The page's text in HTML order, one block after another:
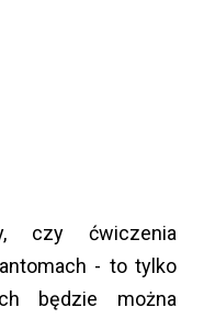
czy ćwiczenia
- to tylko
będzie można